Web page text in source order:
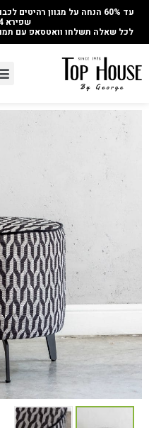
עד 60% הנחה על מגוון רהיטים
שפירא 4, ראשון לציון
לכל שאלה תשלחו וואטסאפ עם תמונת